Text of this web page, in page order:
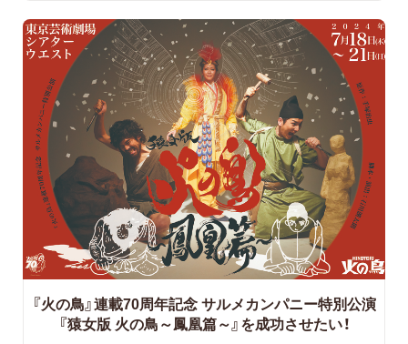
『火の鳥』連載70周年記念 サルメカンパニー特別公演
『猿女版 火の鳥～鳳凰篇～』を成功させたい！